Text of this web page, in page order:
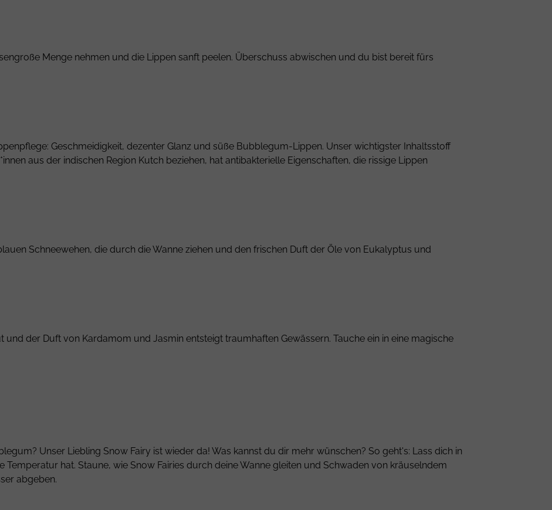
Menge nehmen und die Lippen sanft peelen. Überschuss abwischen und du bist bereit fürs
Geschmeidigkeit, dezenter Glanz und süße Bubblegum-Lippen. Unser wichtigster Inhaltsstoff
aus der indischen Region Kutch beziehen, hat antibakterielle Eigenschaften, die rissige Lippen
Schneewehen, die durch die Wanne ziehen und den frischen Duft der Öle von Eukalyptus und
und der Duft von Kardamom und Jasmin entsteigt traumhaften Gewässern. Tauche ein in eine magische
Unser Liebling Snow Fairy ist wieder da! Was kannst du dir mehr wünschen? So geht's: Lass dich in
Temperatur hat. Staune, wie Snow Fairies durch deine Wanne gleiten und Schwaden von kräuselndem
abgeben.